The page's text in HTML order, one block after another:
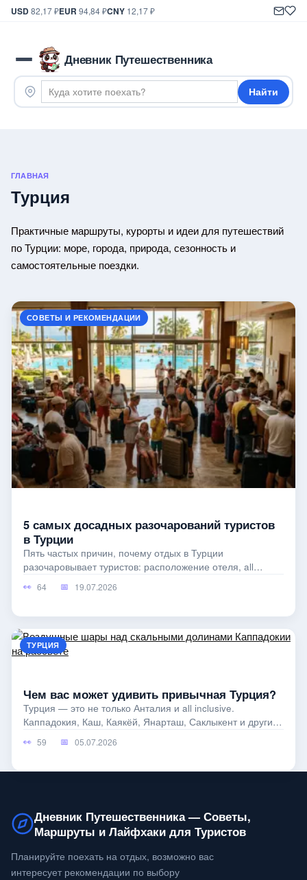
USD82,17 ₽EUR 94,84 ₽CNY 12,17 ₽
Дневник Путешественника
Найти
ГЛАВНАЯ
Турция
Практичные маршруты, курорты и идеи для путешествий
по Турции: море, города, природа, сезонность и
самостоятельные поездки.
СОВЕТЫ И РЕКОМЕНДАЦИИ
5 самых досадных разочарований туристов
в Турции
64 19.07.2026
Пять частых причин, почему отдых в Турции
разочаровывает туристов: расположение отеля, all
ТУРЦИЯ
Чем вас может удивить привычная Турция?
59 05.07.2026
Турция — это не только Анталия и all inclusive.
Каппадокия, Каш, Каякёй, Янарташ, Саклыкент и другие
Дневник Путешественника — Советы,
Маршруты и Лайфхаки для Туристов
Планируйте поехать на отдых, возможно вас
интересует рекомендации по выбору